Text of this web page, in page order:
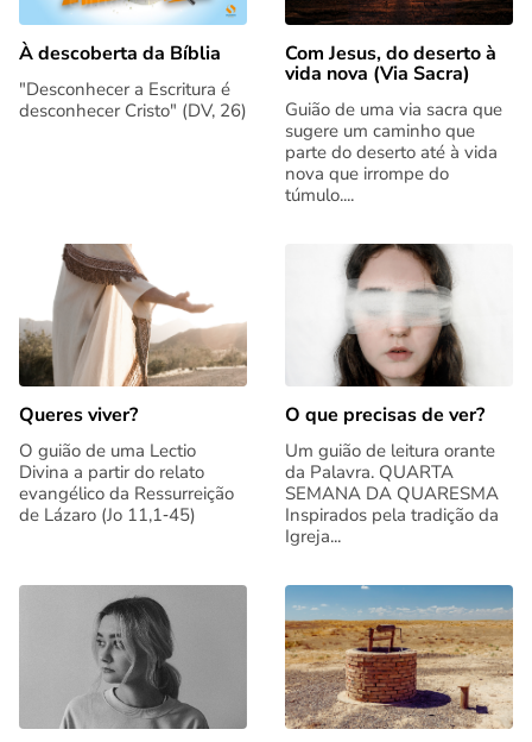
À descoberta da Bíblia
"Desconhecer a Escritura é
desconhecer Cristo" (DV, 26)
Com Jesus, do deserto à
vida nova (Via Sacra)
Guião de uma via sacra que
sugere um caminho que
parte do deserto até à vida
nova que irrompe do
túmulo....
Queres viver?
O guião de uma Lectio
Divina a partir do relato
evangélico da Ressurreição
de Lázaro (Jo 11,1‑45)
O que precisas de ver?
Um guião de leitura orante
da Palavra. QUARTA
SEMANA DA QUARESMA
Inspirados pela tradição da
Igreja...